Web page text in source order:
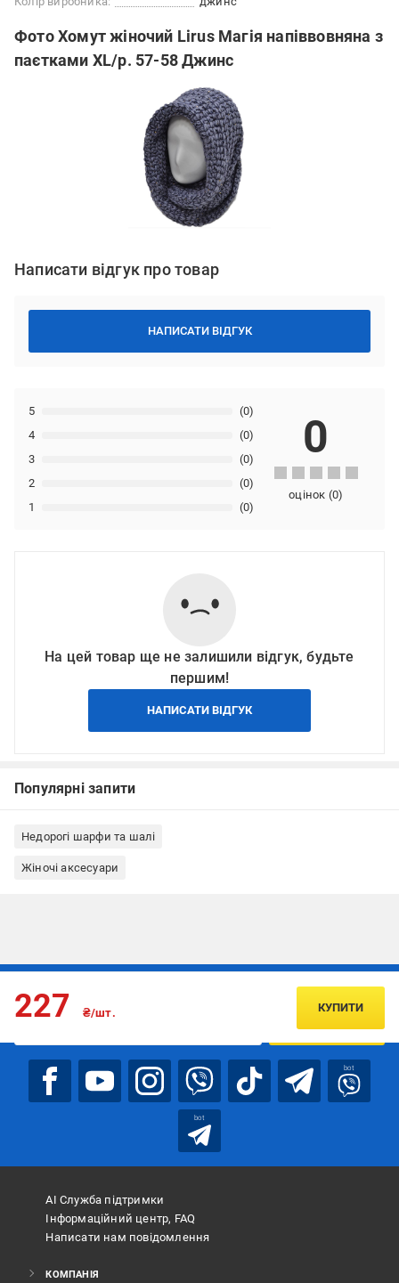
Фото Хомут жіночий Lirus Магія напіввовняна з
паєтками ХL/р. 57-58 Джинс
Написати відгук про товар
НАПИСАТИ ВІДГУК
1 (0)
2 (0)
3 (0)
4 (0)
5 (0)
0
оцінок (0)
На цей товар ще не залишили відгук, будьте
першим!
НАПИСАТИ ВІДГУК
Популярні запити
Недорогі шарфи та шалі
Жіночі аксесуари
227 ₴/шт. КУПИТИ
Підписуйтесь, щоб дізнаватись першим про акції та пропозиції
ПІДПИСАТИСЯ
bot
bot
АІ Служба підтримки
Інформаційний центр, FAQ
Написати нам повідомлення
КОМПАНІЯ